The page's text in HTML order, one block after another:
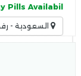
Pills Availabil
السعودية -